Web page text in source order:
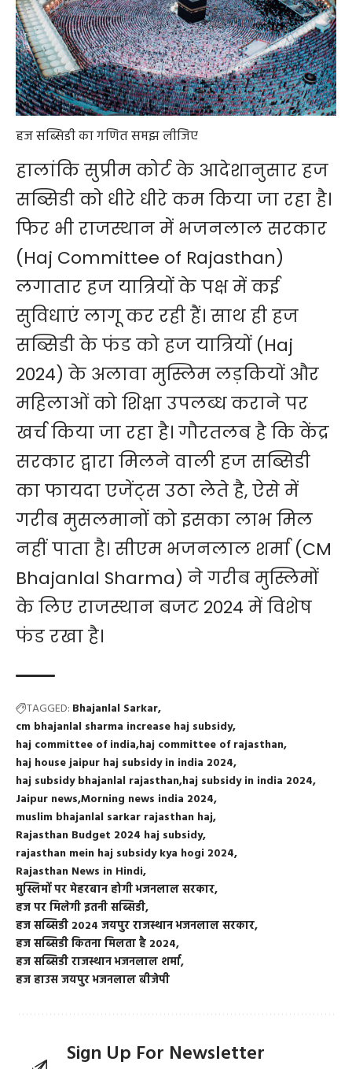
हज सब्सिडी का गणित समझ लीजिए
हालांकि सुप्रीम कोर्ट के आदेशानुसार हज
सब्सिडी को धीरे धीरे कम किया जा रहा है।
फिर भीराजस्थानमें भजनलाल सरकार
(Haj Committee of Rajasthan)
लगातार हज यात्रियों के पक्ष में कई
सुविधाएं लागू कर रही हैं। साथ ही हज
सब्सिडी के फंड को हज यात्रियों (Haj
2024) के अलावा मुस्लिम लड़कियों और
महिलाओं को शिक्षा उपलब्ध कराने पर
खर्च किया जा रहा है। गौरतलब है कि केंद्र
सरकार द्वारा मिलने वाली हज सब्सिडी
का फायदा एजेंट्स उठा लेते है, ऐसे में
गरीब मुसलमानों को इसका लाभ मिल
नहीं पाता है। सीएम भजनलाल शर्मा(CM
Bhajanlal Sharma) ने गरीब मुस्लिमों
के लिए राजस्थान बजट 2024 में विशेष
फंड रखा है।
TAGGED: Bhajanlal Sarkar
cm bhajanlal sharma increase haj subsidy
haj committee of india haj committee of rajasthan
haj house jaipur haj subsidy in india 2024
haj subsidy bhajanlal rajasthan haj subsidy in india 2024
Jaipur news Morning news india 2024
muslim bhajanlal sarkar rajasthan haj
Rajasthan Budget 2024 haj subsidy
rajasthan mein haj subsidy kya hogi 2024
Rajasthan News in Hindi
मुस्लिमों पर मेहरबान होगी भजनलाल सरकार
हज पर मिलेगी इतनी सब्सिडी
हज सब्सिडी 2024 जयपुर राजस्थान भजनलाल सरकार
हज सब्सिडी कितना मिलता है 2024
हज सब्सिडी राजस्थान भजनलाल शर्मा
हज हाउस जयपुर भजनलाल बीजेपी
Sign Up For Newsletter